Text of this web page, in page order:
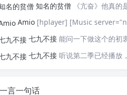
知名的贫僧
《亢奋》他真的
Amio [hplayer] [Music server="netease" id="" type=""/]
七九不接 能问一下做这个的初衷嘛？因为真
七九不接 听说第二季已经播放，我想问一下国内
一言一句话